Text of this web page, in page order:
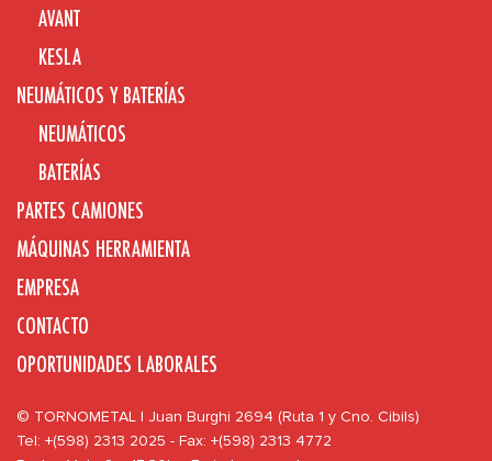
AVANT
KESLA
NEUMÁTICOS Y BATERÍAS
NEUMÁTICOS
BATERÍAS
PARTES CAMIONES
MÁQUINAS HERRAMIENTA
EMPRESA
CONTACTO
OPORTUNIDADES LABORALES
© TORNOMETAL | Juan Burghi 2694 (Ruta 1 y Cno. Cibils)
Tel: +(598) 2313 2025 - Fax: +(598) 2313 4772